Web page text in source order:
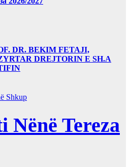
DR. BEKIM FETAJI,
DREJTORIN E SH.A
Nënë Tereza